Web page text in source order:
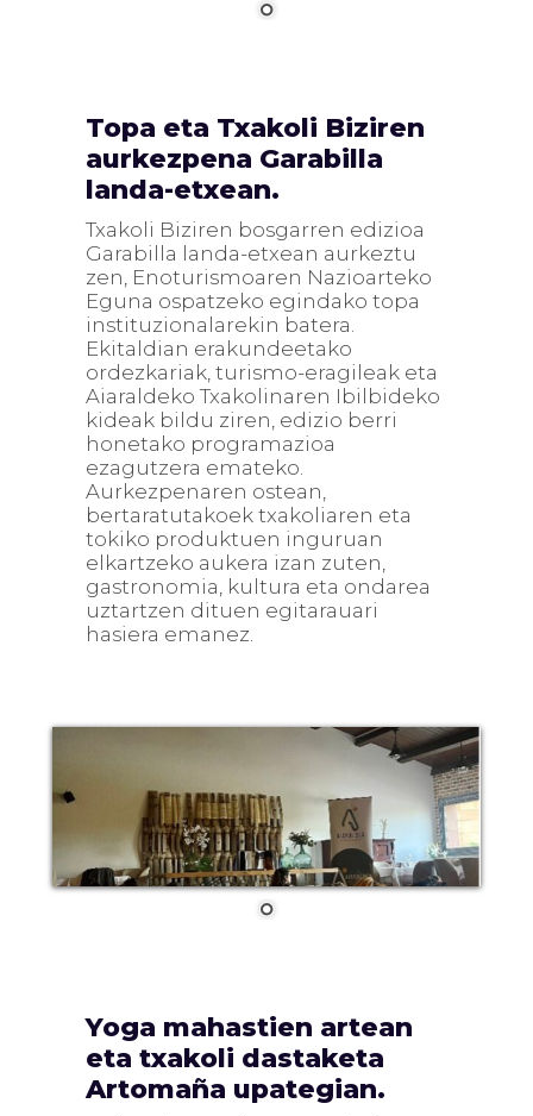
Topa eta Txakoli Biziren
aurkezpena Garabilla
landa-etxean.
Txakoli Biziren bosgarren edizioa
Garabilla landa-etxean aurkeztu
zen, Enoturismoaren Nazioarteko
Eguna ospatzeko egindako topa
instituzionalarekin batera.
Ekitaldian erakundeetako
ordezkariak, turismo-eragileak eta
Aiaraldeko Txakolinaren Ibilbideko
kideak bildu ziren, edizio berri
honetako programazioa
ezagutzera emateko.
Aurkezpenaren ostean,
bertaratutakoek txakoliaren eta
tokiko produktuen inguruan
elkartzeko aukera izan zuten,
gastronomia, kultura eta ondarea
uztartzen dituen egitarauari
hasiera emanez.
Yoga mahastien artean
eta txakoli dastaketa
Artomaña upategian.